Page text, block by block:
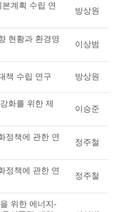
계획 수립 연
방상원
현황과 환경영
이상범
책 수립 연구 방상원
화를 위한 제
이승준
정책에 관한 연
정주철
정책에 관한 연
정주철
위한 에너지-